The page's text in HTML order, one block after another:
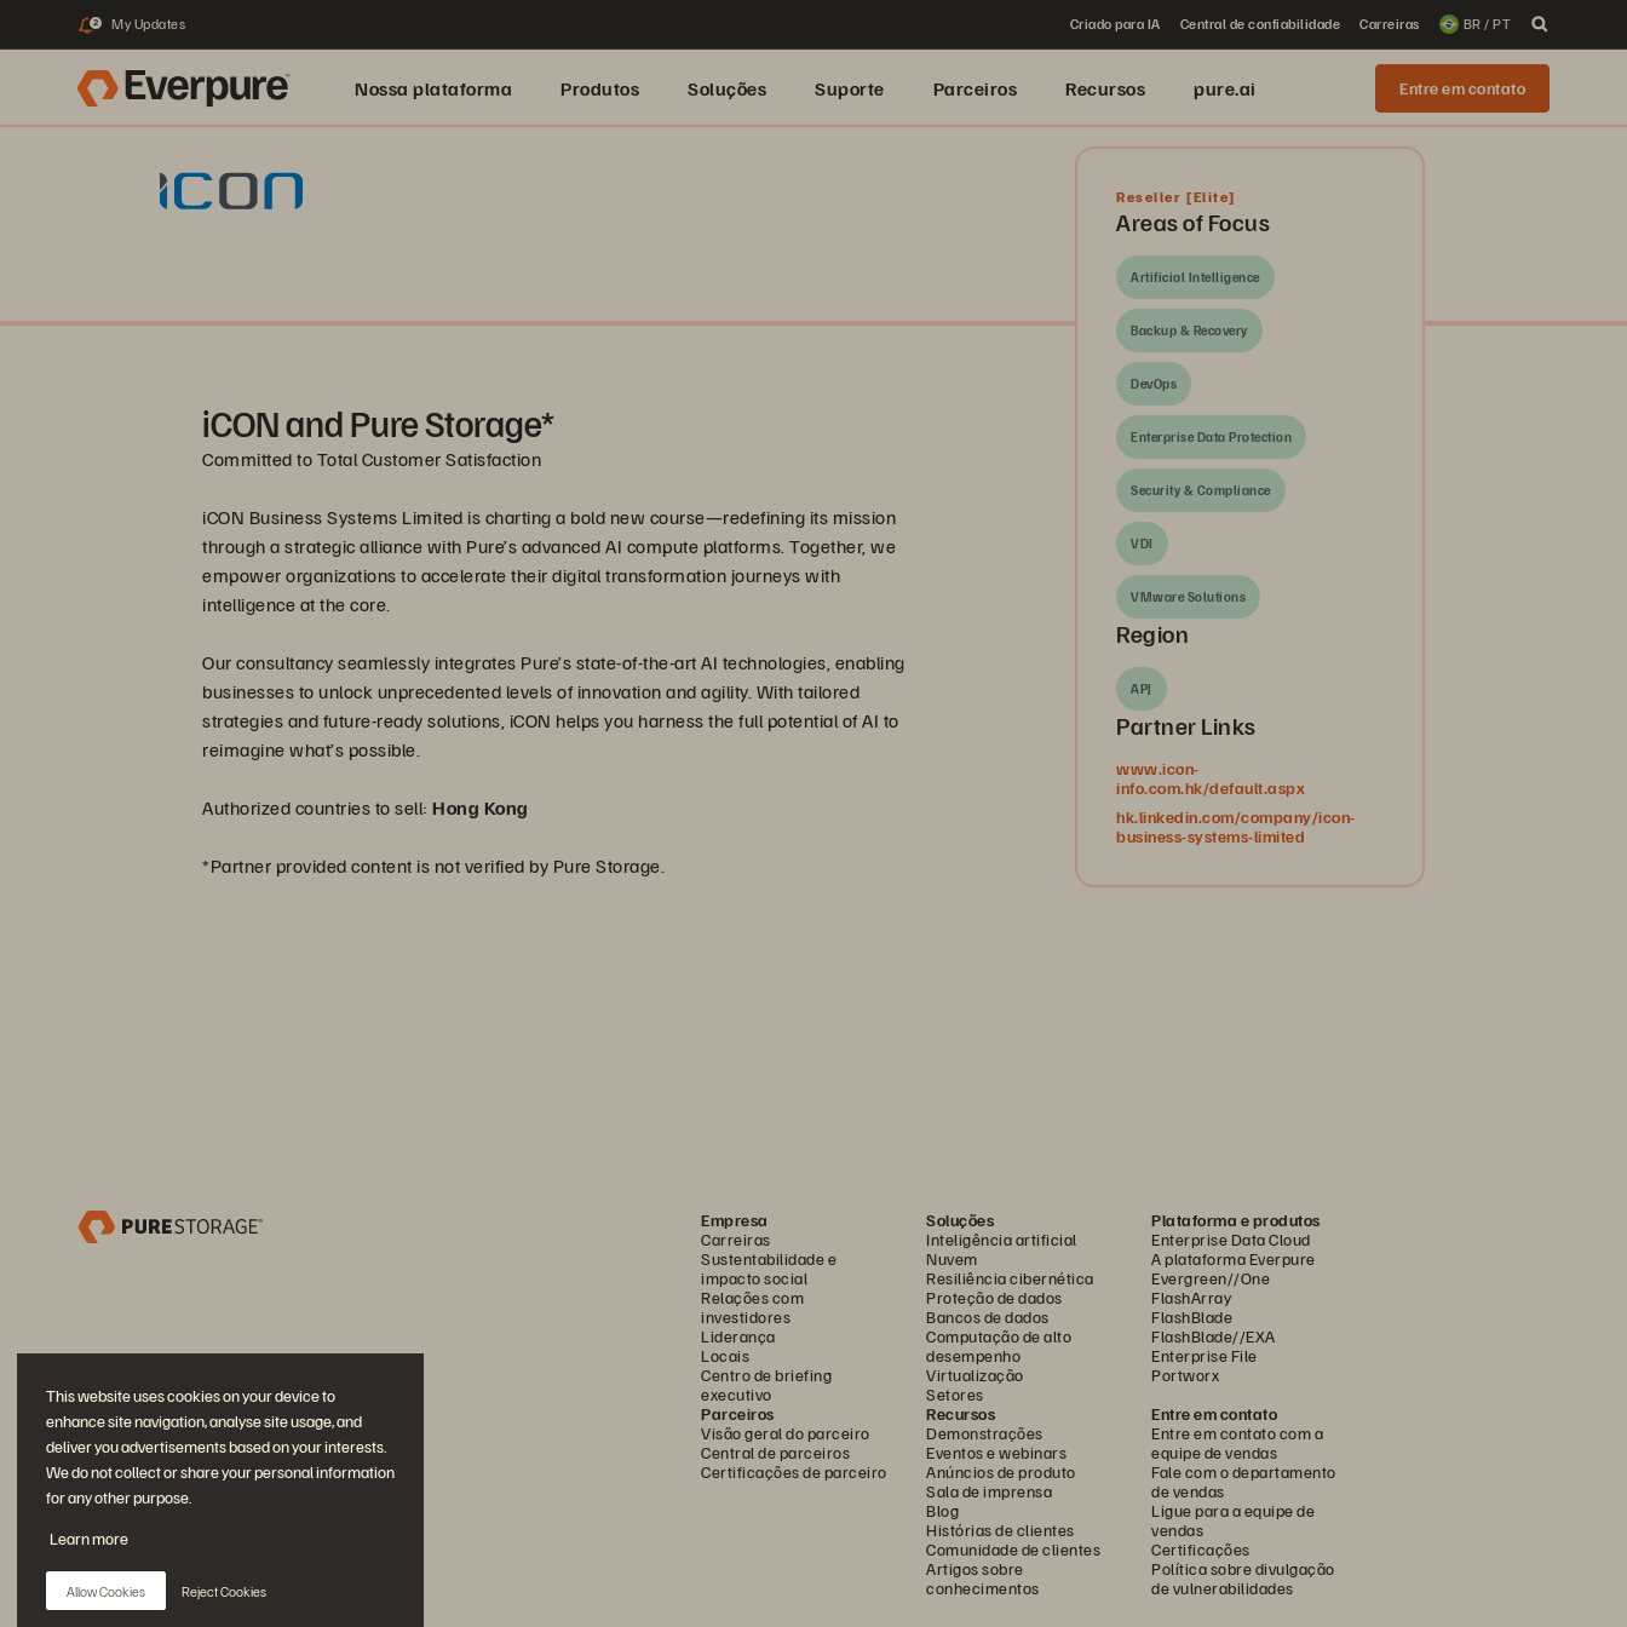
This website uses cookies on your device to
enhance site navigation, analyse site usage, and
deliver you advertisements based on your interests.
We do not collect or share your personal information
for any other purpose.
Learn more
Allow Cookies Reject Cookies
2 My Updates Criado para IA Central de confiabilidade Carreiras BR / PT
Nossa plataforma Produtos Soluções Suporte Parceiros Recursos pure.ai Entre em contato
iCON and Pure Storage*
Committed to Total Customer Satisfaction
iCON Business Systems Limited is charting a bold new course—redefining its mission
through a strategic alliance with Pure’s advanced AI compute platforms. Together, we
empower organizations to accelerate their digital transformation journeys with
intelligence at the core.
Our consultancy seamlessly integrates Pure’s state-of-the-art AI technologies, enabling
businesses to unlock unprecedented levels of innovation and agility. With tailored
strategies and future-ready solutions, iCON helps you harness the full potential of AI to
reimagine what’s possible.
Authorized countries to sell: Hong Kong
*Partner provided content is not verified by Pure Storage.
Reseller [Elite]
Areas of Focus
Artificial Intelligence
Backup & Recovery
DevOps
Enterprise Data Protection
Security & Compliance
VDI
VMware Solutions
Region
APJ
Partner Links
www.icon-
info.com.hk/default.aspx
hk.linkedin.com/company/icon-
business-systems-limited
Empresa
Carreiras
Sustentabilidade e
impacto social
Relações com
investidores
Liderança
Locais
Centro de briefing
executivo
Soluções
Inteligência artificial
Nuvem
Resiliência cibernética
Proteção de dados
Bancos de dados
Computação de alto
desempenho
Virtualização
Setores
Plataforma e produtos
Enterprise Data Cloud
A plataforma Everpure
Evergreen//One
FlashArray
FlashBlade
FlashBlade//EXA
Enterprise File
Portworx
Parceiros
Visão geral do parceiro
Central de parceiros
Certificações de parceiro
Recursos
Demonstrações
Eventos e webinars
Anúncios de produto
Sala de imprensa
Blog
Histórias de clientes
Comunidade de clientes
Artigos sobre
conhecimentos
Entre em contato
Entre em contato com a
equipe de vendas
Fale com o departamento
de vendas
Ligue para a equipe de
vendas
Certificações
Política sobre divulgação
de vulnerabilidades
Participe da conversa